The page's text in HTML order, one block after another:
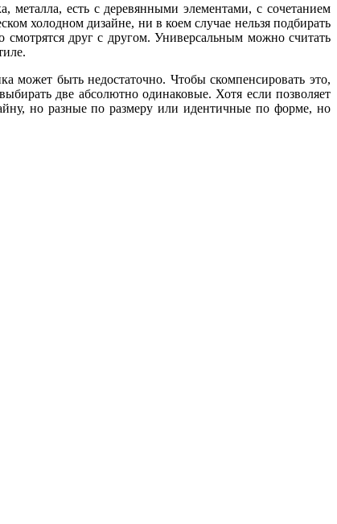
есть с деревянными элементами, с сочетанием
холодном дизайне, ни в коем случае нельзя подбирать
смотрятся друг с другом. Универсальным можно считать
может быть недостаточно. Чтобы скомпенсировать это,
две абсолютно одинаковые. Хотя если позволяет
но разные по размеру или идентичные по форме, но